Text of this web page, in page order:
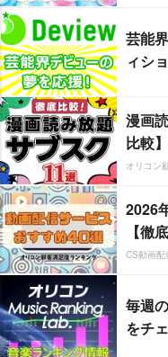
芸能
ィシ
漫画
比較】
オリコン
2026
【徹
CS動画配
毎週
をチ